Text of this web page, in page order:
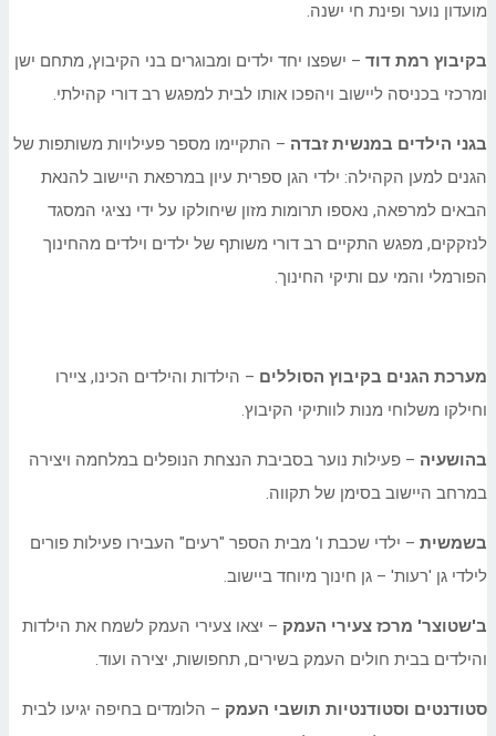
מועדון נוער ופינת חי ישנה.
בקיבוץ רמת דוד – ישפצו יחד ילדים ומבוגרים בני הקיבוץ, מתחם ישן
ומרכזי בכניסה ליישוב ויהפכו אותו לבית למפגש רב דורי קהילתי.
בגני הילדים במנשית זבדה – התקיימו מספר פעילויות משותפות של
הגנים למען הקהילה: ילדי הגן ספרית עיון במרפאת היישוב להנאת
הבאים למרפאה, נאספו תרומות מזון שיחולקו על ידי נציגי המסגד
לנזקקים, מפגש התקיים רב דורי משותף של ילדים וילדים מהחינוך
הפורמלי והמי עם ותיקי החינוך.
מערכת הגנים בקיבוץ הסוללים – הילדות והילדים הכינו, ציירו
וחילקו משלוחי מנות לוותיקי הקיבוץ.
בהושעיה – פעילות נוער בסביבת הנצחת הנופלים במלחמה ויצירה
במרחב היישוב בסימן של תקווה.
בשמשית – ילדי שכבת ו' מבית הספר "רעים" העבירו פעילות פורים
לילדי גן 'רעות' – גן חינוך מיוחד ביישוב.
ב'שטוצר' מרכז צעירי העמק – יצאו צעירי העמק לשמח את הילדות
והילדים בבית חולים העמק בשירים, תחפושות, יצירה ועוד.
סטודנטים וסטודנטיות תושבי העמק – הלומדים בחיפה יגיעו לבית